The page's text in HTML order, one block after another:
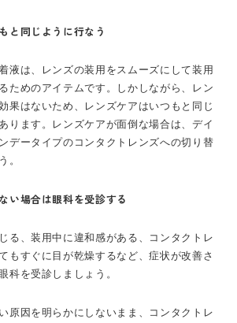
と同じように行なう
液は、レンズの装用をスムーズにして装用
ためのアイテムです。しかしながら、レン
果はないため、レンズケアはいつもと同じ
ります。レンズケアが面倒な場合は、デイ
データイプのコンタクトレンズへの切り替
。
い場合は眼科を受診する
る、装用中に違和感がある、コンタクトレ
もすぐに目が乾燥するなど、症状が改善さ
科を受診しましょう。
原因を明らかにしないまま、コンタクトレ